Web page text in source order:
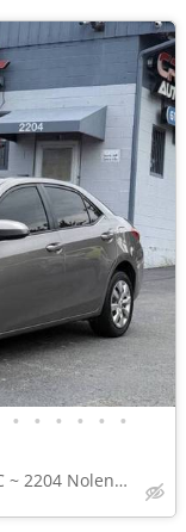
• • • • • •
CRYSTAL AUTO SALES INC ~ 2204 Nolensville Pike NASHVILLE